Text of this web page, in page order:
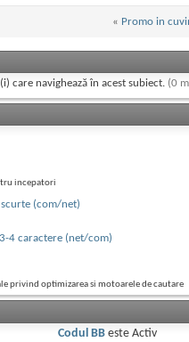
« Promo in
care navighează în acest subiect. (0
incepatori
(com/net)
4 caractere (net/com)
privind optimizarea si motoarele de cautare
Codul BBeste Activ